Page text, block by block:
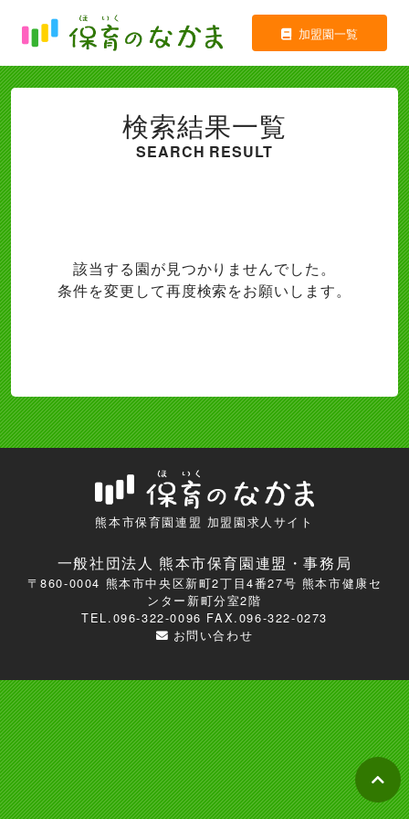
加盟園一覧
検索結果一覧
SEARCH RESULT
該当する園が見つかりませんでした。
条件を変更して再度検索をお願いします。
熊本市保育園連盟 加盟園求人サイト
一般社団法人 熊本市保育園連盟・事務局
〒860-0004 熊本市中央区新町2丁目4番27号 熊本市健康セ
ンター新町分室2階
TEL.096-322-0096 FAX.096-322-0273
お問い合わせ